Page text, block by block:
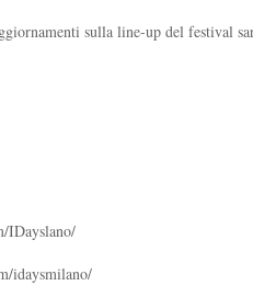
sulla line-up del festival
IDayslano/
idaysmilano/